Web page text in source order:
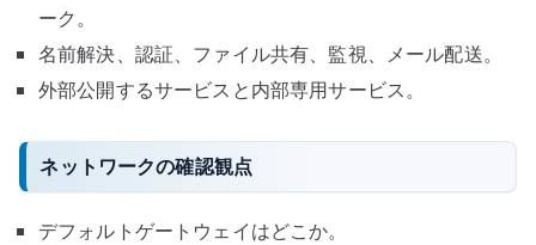
ーク。
名前解決、認証、ファイル共有、監視、メール配送。
外部公開するサービスと内部専用サービス。
ネットワークの確認観点
デフォルトゲートウェイはどこか。